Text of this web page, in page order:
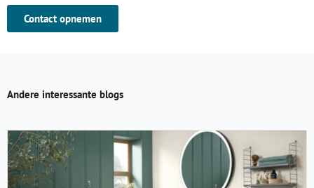
Contact opnemen
Andere interessante blogs